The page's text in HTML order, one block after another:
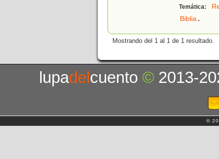
Temática:
Biblia.
Mostrando del 1 al 1 de 1 resultado.
lupadelcuento© 2013-
©